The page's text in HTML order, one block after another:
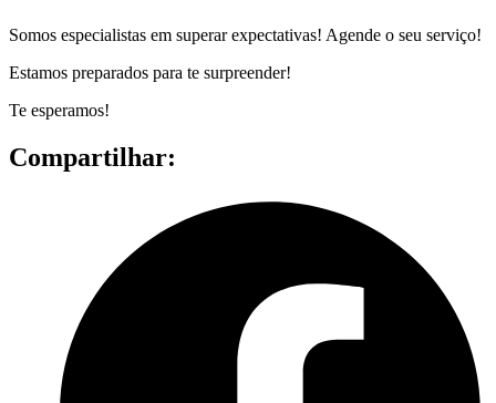
Somos especialistas em superar expectativas! Agende o seu serviço!
Estamos preparados para te surpreender!
Te esperamos!
Compartilhar: